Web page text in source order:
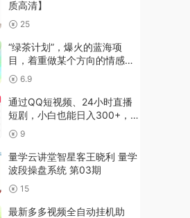
质高清】
25
“绿茶计划”，爆火的蓝海项
目，着重做某个方向的情感赛
道，小白也能轻松月入2w+
【揭秘】
6.9
通过QQ短视频、24小时直播
短剧，小白也能日入300+，老
平台值得信奈
9
量学云讲堂智星客王晓利 量学
波段操盘系统 第03期
15
最新多多视频全自动挂机助